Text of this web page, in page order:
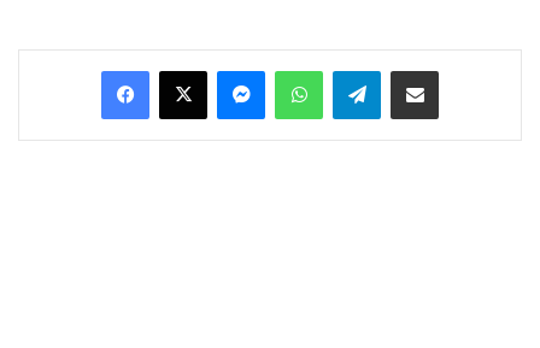
Facebook
X MessengerWhatsAppTelegramCondividi via Email